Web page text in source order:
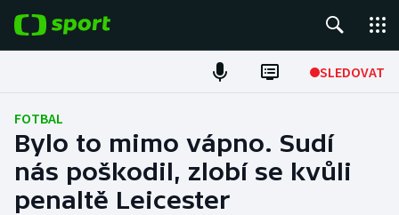
SLEDOVAT
Fotbal
Hokej
Tenis
FOTBAL
Bylo to mimo vápno. Sudí
nás poškodil, zlobí se kvůli
penaltě Leicester